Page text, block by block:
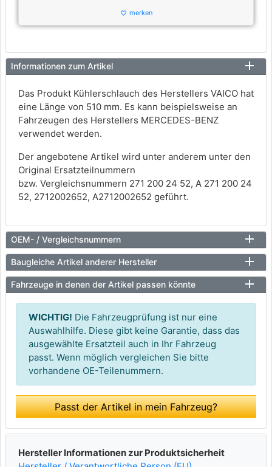
favorite_border merken
Informationen zum Artikel
Das Produkt Kühlerschlauch des Herstellers VAICO hat
eine Länge von 510 mm. Es kann beispielsweise an
Fahrzeugen des Herstellers MERCEDES-BENZ
verwendet werden.
Der angebotene Artikel wird unter anderem unter den
Original Ersatzteilnummern
bzw. Vergleichsnummern 271 200 24 52, A 271 200 24
52, 2712002652, A2712002652 geführt.
OEM- / Vergleichsnummern
Baugleiche Artikel anderer Hersteller
Fahrzeuge in denen der Artikel passen könnte
WICHTIG! Die Fahrzeugprüfung ist nur eine
Auswahlhilfe. Diese gibt keine Garantie, dass das
ausgewählte Ersatzteil auch in Ihr Fahrzeug
passt. Wenn möglich vergleichen Sie bitte
vorhandene OE-Teilenummern.
Passt der Artikel in mein Fahrzeug?
Hersteller Informationen zur Produktsicherheit